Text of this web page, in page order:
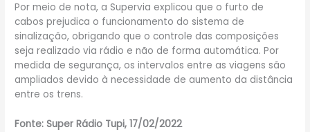
Por meio de nota, a Supervia explicou que o furto de
cabos prejudica o funcionamento do sistema de
sinalização, obrigando que o controle das composições
seja realizado via rádio e não de forma automática. Por
medida de segurança, os intervalos entre as viagens são
ampliados devido à necessidade de aumento da distância
entre os trens.
Fonte: Super Rádio Tupi, 17/02/2022